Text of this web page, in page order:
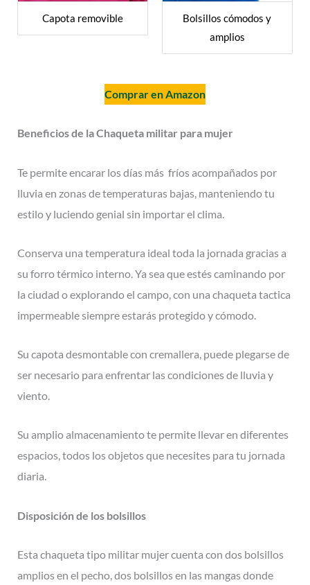
Capota removible
Bolsillos cómodos y
amplios
Comprar en Amazon
Beneficiosde la Chaqueta militar para mujer
Te permite encarar los días más fríos acompañados por
lluvia en zonas de temperaturas bajas, manteniendo tu
estilo y luciendo genial sin importar el clima.
Conserva una temperatura ideal toda la jornada gracias a
su forro térmico interno. Ya sea que estés caminando por
la ciudad o explorando el campo, con una chaqueta tactica
impermeable siempre estarás protegido y cómodo.
Su capota desmontable con cremallera, puede plegarse de
ser necesario para enfrentar las condiciones de lluvia y
viento.
Su amplio almacenamiento te permite llevar en diferentes
espacios, todos los objetos que necesites para tu jornada
diaria.
Disposición de los bolsillos
Esta chaqueta tipo militar mujer cuenta con dos bolsillos
amplios en el pecho, dos bolsillos en las mangas donde